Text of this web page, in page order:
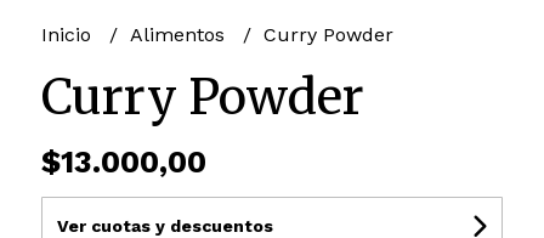
Inicio Alimentos Curry Powder
Curry Powder
$13.000,00
Ver cuotas y descuentos